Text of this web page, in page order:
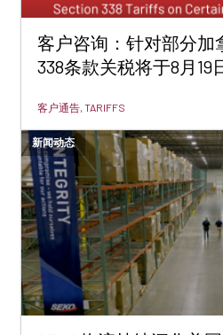
客户咨询：针对部分加
338条款关税将于8月19
客户通告, TARIFFS
新闻动态